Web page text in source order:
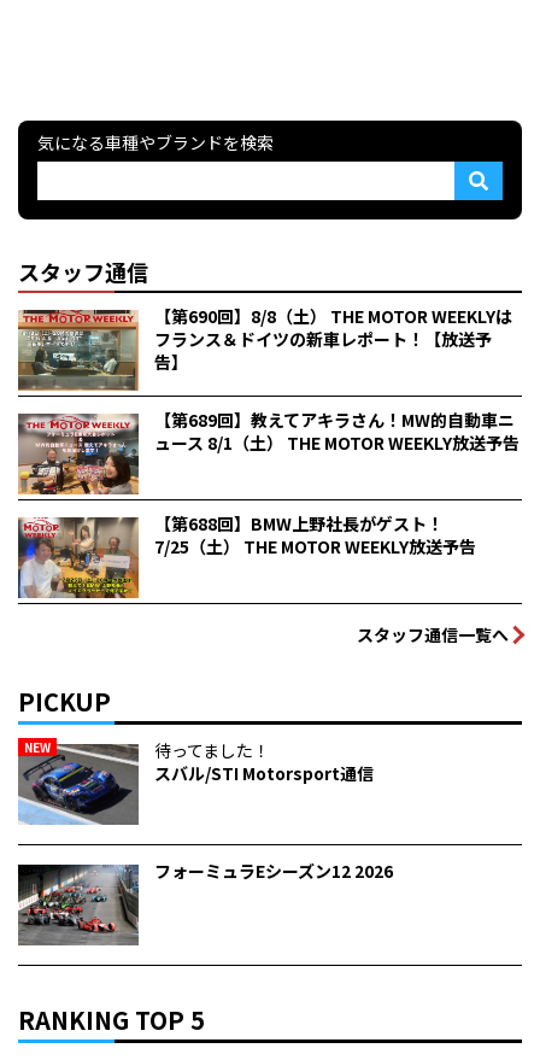
気になる車種やブランドを検索
スタッフ通信
【第690回】8/8（土） THE MOTOR WEEKLYは
フランス＆ドイツの新車レポート！【放送予
告】
【第689回】教えてアキラさん！MW的自動車ニ
ュース 8/1（土） THE MOTOR WEEKLY放送予告
【第688回】BMW上野社長がゲスト！
7/25（土） THE MOTOR WEEKLY放送予告
スタッフ通信一覧へ
PICKUP
NEW
待ってました！
スバル/STI Motorsport通信
フォーミュラEシーズン12 2026
RANKING TOP 5